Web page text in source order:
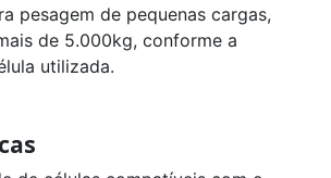
pesagem de pequenas cargas,
de 5.000kg, conforme a
utilizada.